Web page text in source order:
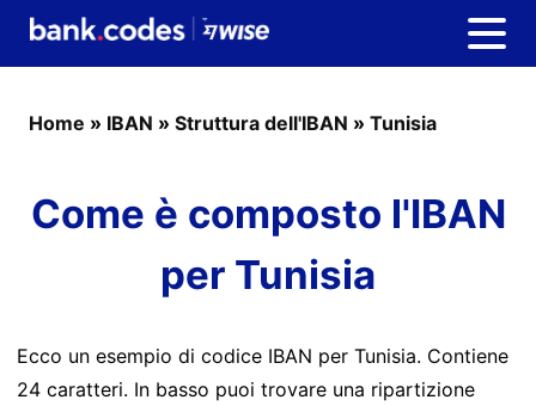
Home » IBAN » Struttura dell'IBAN » Tunisia
Come è composto l'IBAN
per Tunisia
Ecco un esempio di codice IBAN per Tunisia. Contiene
24 caratteri. In basso puoi trovare una ripartizione